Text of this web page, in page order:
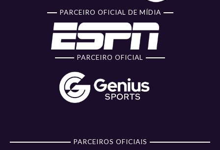
PARCEIRO OFICIAL DE MÍDIA
PARCEIRO OFICIAL
PARCEIROS OFICIAIS